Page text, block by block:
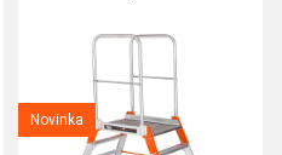
Novinka